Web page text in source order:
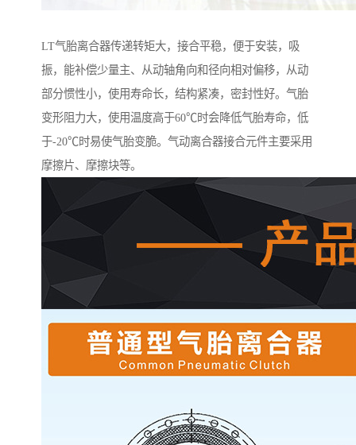
LT气胎离合器传递转矩大，接合平稳，便于安装，吸
振，能补偿少量主、从动轴角向和径向相对偏移，从动
部分惯性小，使用寿命长，结构紧凑，密封性好。气胎
变形阻力大，使用温度高于60℃时会降低气胎寿命，低
于-20℃时易使气胎变脆。气动离合器接合元件主要采用
摩擦片、摩擦块等。